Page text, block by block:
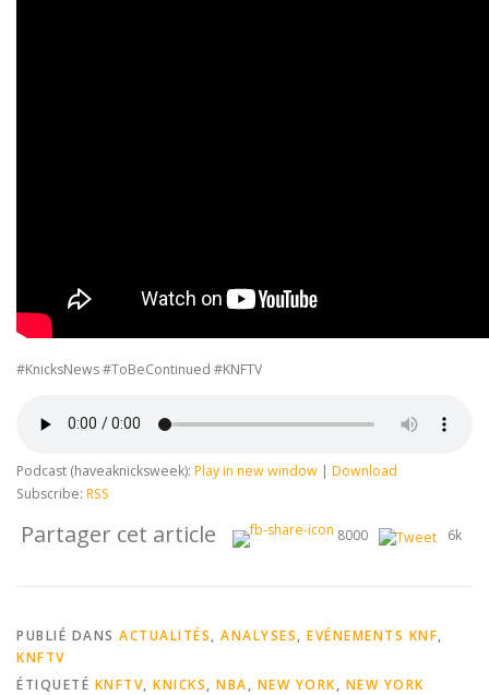
#KnicksNews #ToBeContinued #KNFTV
Podcast (haveaknicksweek): Play in new window | Download
Subscribe: RSS
Partager cet article 8000 6k
PUBLIÉ DANS ACTUALITÉS, ANALYSES, EVÉNEMENTS KNF,
KNFTV
ÉTIQUETÉ KNFTV, KNICKS, NBA, NEW YORK, NEW YORK